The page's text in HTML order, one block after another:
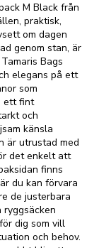
M Black från
praktisk,
om dagen
genom stan, är
Bags
elegans på ett
som
ett fint
och
känsla
är utrustad med
det enkelt att
finns
du kan förvara
de justerbara
dig som vill
och behov.